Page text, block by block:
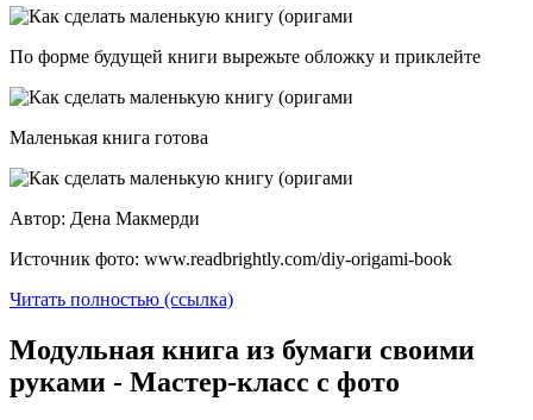
По форме будущей книги вырежьте обложку и приклейте
Маленькая книга готова
Автор: Дена Макмерди
Источник фото: www.readbrightly.com/diy-origami-book
Читать полностью (ссылка)
Модульная книга из бумаги своими
руками - Мастер-класс с фото